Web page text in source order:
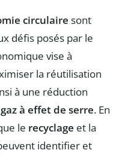
circulaire sont
défis posés par le
vise à
la réutilisation
à une réduction
à effet de serre. En
le recyclage et la
identifier et